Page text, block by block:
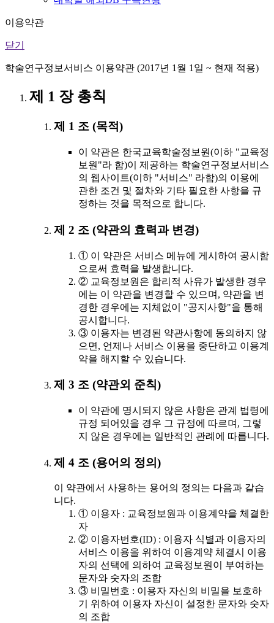
이용약관
닫기
학술연구정보서비스 이용약관 (2017년 1월 1일 ~ 현재 적용)
제 1 장 총칙
제 1 조 (목적)
이 약관은 한국교육학술정보원(이하 "교육정
보원"라 함)이 제공하는 학술연구정보서비스
의 웹사이트(이하 "서비스" 라함)의 이용에
관한 조건 및 절차와 기타 필요한 사항을 규
정하는 것을 목적으로 합니다.
제 2 조 (약관의 효력과 변경)
① 이 약관은 서비스 메뉴에 게시하여 공시함
으로써 효력을 발생합니다.
② 교육정보원은 합리적 사유가 발생한 경우
에는 이 약관을 변경할 수 있으며, 약관을 변
경한 경우에는 지체없이 "공지사항"을 통해
공시합니다.
③ 이용자는 변경된 약관사항에 동의하지 않
으면, 언제나 서비스 이용을 중단하고 이용계
약을 해지할 수 있습니다.
제 3 조 (약관외 준칙)
이 약관에 명시되지 않은 사항은 관계 법령에
규정 되어있을 경우 그 규정에 따르며, 그렇
지 않은 경우에는 일반적인 관례에 따릅니다.
제 4 조 (용어의 정의)
이 약관에서 사용하는 용어의 정의는 다음과 같습
니다.
① 이용자 : 교육정보원과 이용계약을 체결한
자
② 이용자번호(ID) : 이용자 식별과 이용자의
서비스 이용을 위하여 이용계약 체결시 이용
자의 선택에 의하여 교육정보원이 부여하는
문자와 숫자의 조합
③ 비밀번호 : 이용자 자신의 비밀을 보호하
기 위하여 이용자 자신이 설정한 문자와 숫자
의 조합